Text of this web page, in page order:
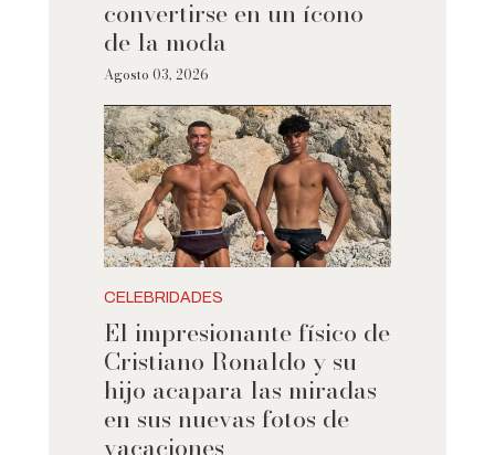
convertirse en un ícono
de la moda
Agosto 03, 2026
CELEBRIDADES
El impresionante físico de
Cristiano Ronaldo y su
hijo acapara las miradas
en sus nuevas fotos de